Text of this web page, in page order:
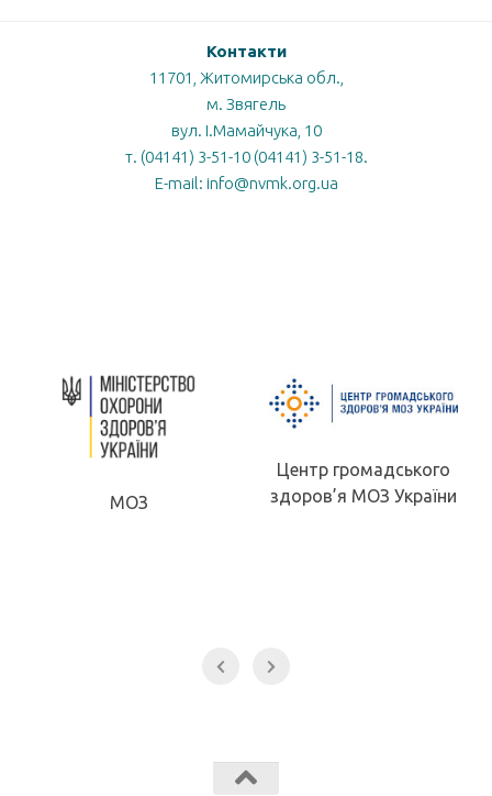
Контакти
11701, Житомирська обл.,
м. Звягель
вул. І.Мамайчука, 10
т. (04141) 3-51-10 (04141) 3-51-18.
E-mail: info@nvmk.org.ua
МОЗ
Центр громадського
здоров’я МОЗ України